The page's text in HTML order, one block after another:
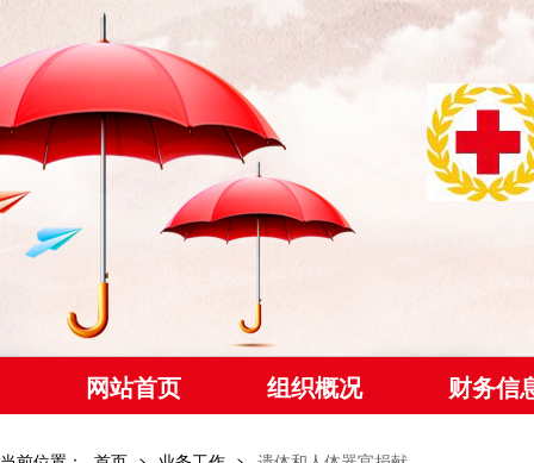
网站首页 组织概况 财务信